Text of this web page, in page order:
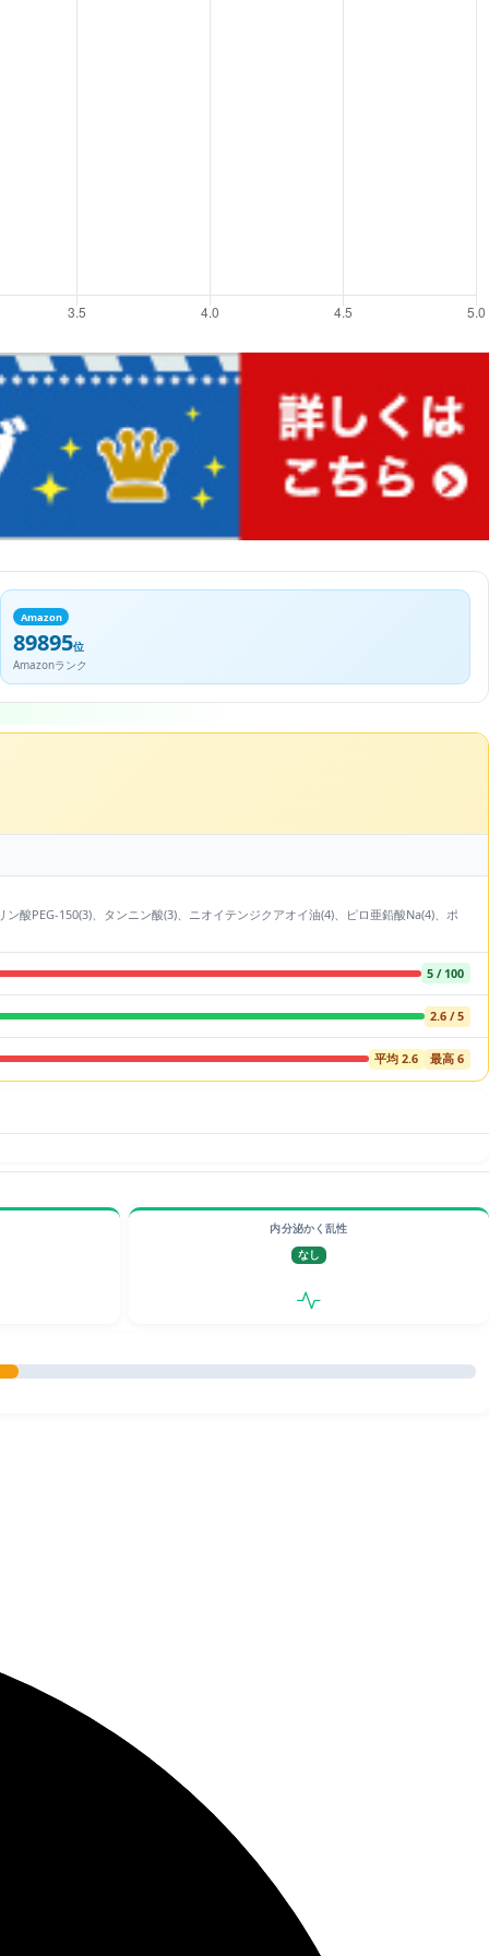
Amazon
89895位
Amazonランク
酸PEG-150(3)、タンニン酸(3)、ニオイテンジクアオイ油(4)、ピロ亜鉛酸Na(4)、ポ
5 / 100
2.6 / 5
平均 2.6 最高 6
内分泌かく乱性
なし